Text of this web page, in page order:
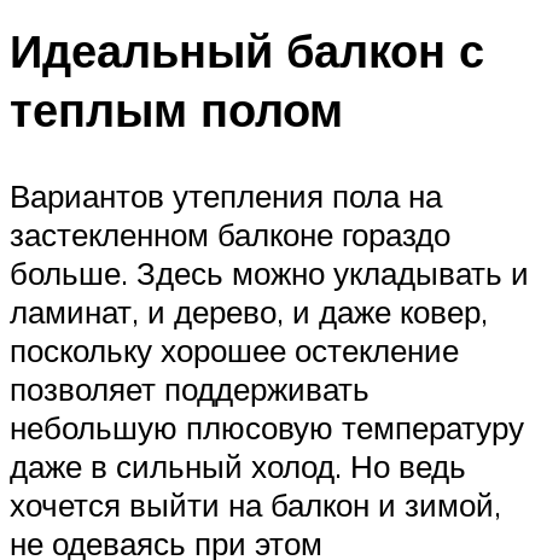
Идеальный балкон с
теплым полом
Вариантов утепления пола на
застекленном балконе гораздо
больше. Здесь можно укладывать и
ламинат, и дерево, и даже ковер,
поскольку хорошее остекление
позволяет поддерживать
небольшую плюсовую температуру
даже в сильный холод. Но ведь
хочется выйти на балкон и зимой,
не одеваясь при этом